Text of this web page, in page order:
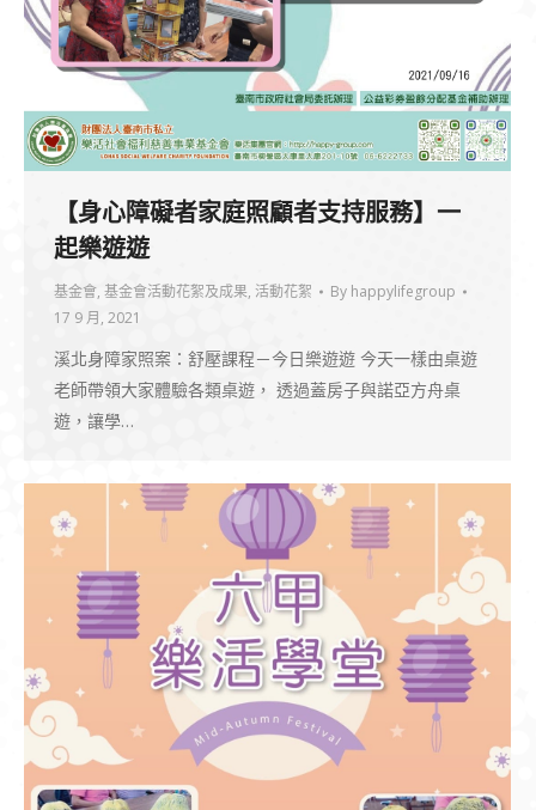
【身心障礙者家庭照顧者支持服務】一
起樂遊遊
基金會, 基金會活動花絮及成果, 活動花絮 By happylifegroup
17 9 月, 2021
溪北身障家照案：舒壓課程－今日樂遊遊 今天一樣由桌遊
老師帶領大家體驗各類桌遊， 透過蓋房子與諾亞方舟桌
遊，讓學…